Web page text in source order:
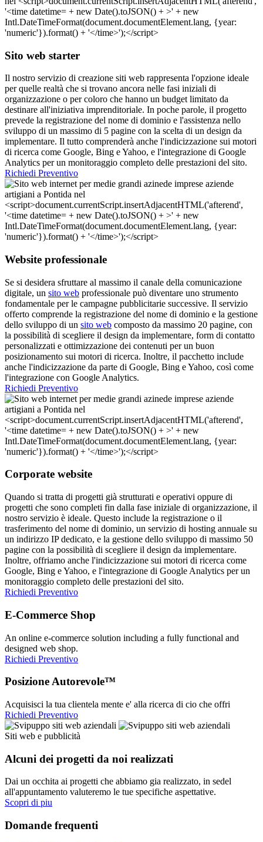
Sito web starter
Il nostro servizio di creazione siti web rappresenta l'opzione ideale
per quelle realtà che si trovano ancora nelle fasi iniziali di
organizzazione o per coloro che hanno un budget limitato da
destinare all'iniziativa imprenditoriale. In poche parole, il progetto
prevede la registrazione del nome di dominio e l'assistenza nello
sviluppo di un massimo di 5 pagine con la scelta di un design da
implementare. Il tutto comprenderà anche l'indicizzazione sui motori
di ricerca come Google, Bing e Yahoo, e l'integrazione di Google
Analytics per un monitoraggio completo delle prestazioni del sito.
Richiedi Preventivo
Website professionale
Se si desidera sfruttare al massimo il canale della comunicazione
digitale, un sito web professionale può diventare uno strumento
fondamentale per le campagne pubblicitarie successive. Il servizio
offerto comprende la registrazione del nome di dominio e la gestione
dello sviluppo di un sito web composto da massimo 20 pagine, con
la possibilità di scegliere il design da implementare, form di contatto
personalizzati e ottimizzazione dei contenuti per un buon
posizionamento sui motori di ricerca. Inoltre, il pacchetto include
anche l'indicizzazione da parte di Google, Bing e Yahoo, così come
l'integrazione con Google Analytics.
Richiedi Preventivo
Corporate website
Quando si tratta di progetti già strutturati e operativi oppure di
progetti che sono completi fin dalla fase iniziale di organizzazione, il
nostro servizio è ideale. Questo include la registrazione o il
trasferimento del nome di dominio, un servizio di hosting annuale su
un indirizzo IP dedicato, e la gestione dello sviluppo di massimo 50
pagine con la possibilità di scegliere il design da implementare.
Inoltre, offriamo anche l'indicizzazione sui motori di ricerca come
Google, Bing e Yahoo, e l'integrazione di Google Analytics per un
monitoraggio completo delle prestazioni del sito.
Richiedi Preventivo
E-Commerce Shop
An online e-commerce solution including a fully functional and
designed web shop.
Richiedi Preventivo
Posizione Autorevole™
Acquisisci la tua clientela mente e' alla ricerca di cio che offri
Richiedi Preventivo
Siti web e pubblicità
Alcuni dei progetti da noi realizzati
Dai un occhita ai progetti che abbiamo gia realizzato, in sedel
all'appuntamento valuteremo le tue specifiche aspettative.
Scopri di piu
Domande frequenti